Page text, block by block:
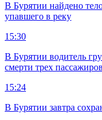
В Бурятии найдено
упавшего в реку
15:30
В Бурятии водитель
смерти трех пассажиров
15:24
В Бурятии завтра